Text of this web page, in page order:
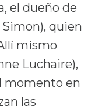
el dueño de
quien
mismo
Luchaire),
momento en
las